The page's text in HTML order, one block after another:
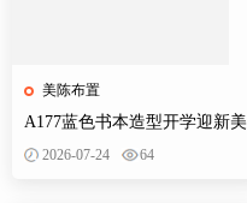
美陈布置
A177蓝色书本造型开学迎新美
陈KT板欢迎新同学开学典礼合
2026-07-24 64